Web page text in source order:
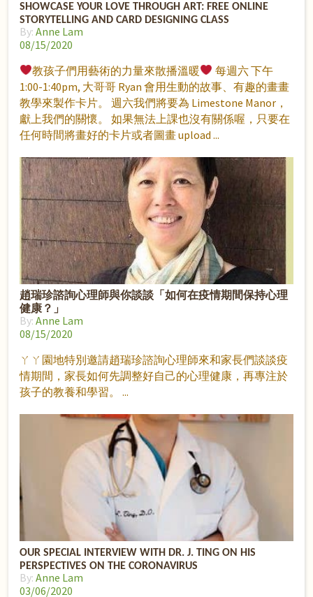
SHOWCASE YOUR LOVE THROUGH ART: FREE ONLINE
STORYTELLING AND CARD DESIGNING CLASS
By: Anne Lam
08/15/2020
教孩子們用藝術的力量來散播溫暖
每週六 下午
1:00-1:40pm, 大哥哥 Ryan 會用生動的故事、有趣的畫畫
教學來製作卡片。 週六我們將要為 Limestone Manor，
獻上我們的關懷。 如果無法上課也沒有關係喔，只要在
任何時間將畫好的卡片或者圖畫 upload
趙瑞珍諮詢心理師與你談談「如何在疫情期間保持心理
健康？」
By: Anne Lam
08/15/2020
ㄚㄚ園地特別邀請趙瑞珍諮詢心理師來和家長們談談疫
情期間，家長如何先調整好自己的心理健康，再專注於
孩子的教養和學習。
OUR SPECIAL INTERVIEW WITH DR. J. TING ON HIS
PERSPECTIVES ON THE CORONAVIRUS
By: Anne Lam
03/06/2020